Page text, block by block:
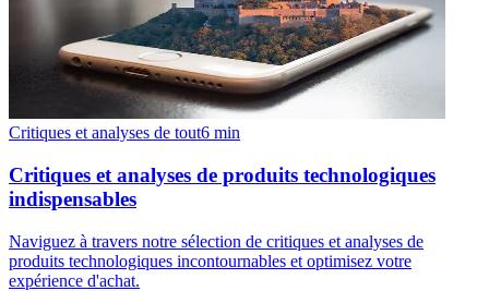
Critiques et analyses de tout6 min
Critiques et analyses de produits technologiques
indispensables
Naviguez à travers notre sélection de critiques et analyses de
produits technologiques incontournables et optimisez votre
expérience d'achat.